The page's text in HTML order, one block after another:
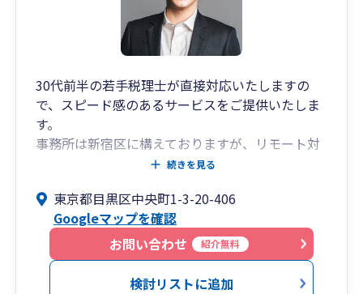
30代前半の若手税理士が直接対応いたしますの
で、スピード感のあるサービスをご提供いたしま
す。
事務所は新宿区に構えておりますが、リモート対
応により全国のお客様に対応しております。
しております。
また、大手税理士法人での勤務経験から、連結納
税や組織再編、国際税務といった特殊案件にも対
応可能ですので、お役に立てることがございまし
たら、お気軽にお問い合わせください。
続きを見る
東京都目黒区中央町1-3-20-406
Googleマップを確認
お問い合わせ
紹介無料
検討リストに追加